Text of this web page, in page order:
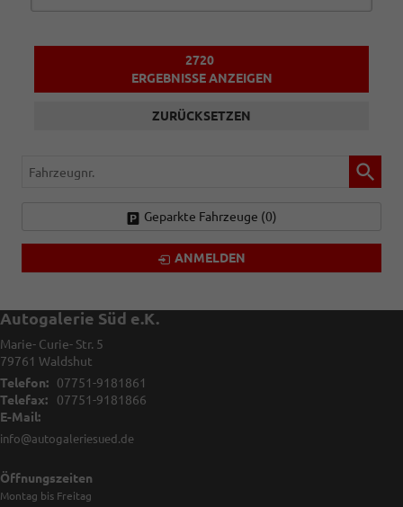
2720
ERGEBNISSE ANZEIGEN
ZURÜCKSETZEN
Fahrzeugnr.
Geparkte Fahrzeuge (0)
ANMELDEN
Autogalerie Süd e.K.
Marie- Curie- Str. 5
79761 Waldshut
Telefon:
07751-9181861
Telefax:
07751-9181866
E-Mail:
info@autogaleriesued.de
Öffnungszeiten
Montag bis Freitag